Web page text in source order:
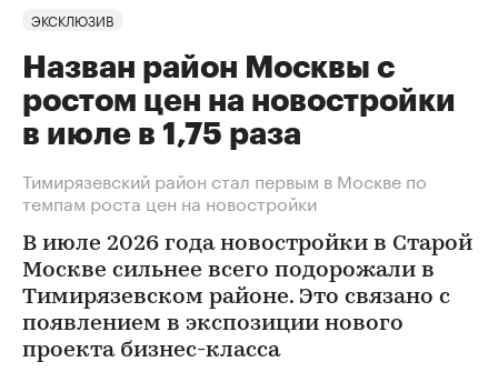
ЭКСКЛЮЗИВ
Назван район Москвы с
ростом цен на новостройки
в июле в 1,75 раза
Тимирязевский район стал первым в Москве по
темпам роста цен на новостройки
В июле 2026 года новостройки в Старой
Москве сильнее всего подорожали в
Тимирязевском районе. Это связано с
появлением в экспозиции нового
проекта бизнес-класса